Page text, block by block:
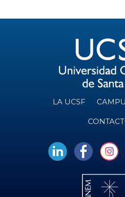
LA UCSF